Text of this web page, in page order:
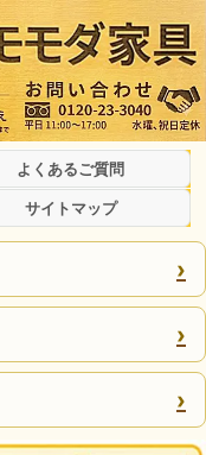
よくあるご質問
サイトマップ
›
›
›